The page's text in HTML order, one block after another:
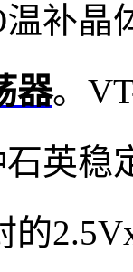
补晶
器。
石英